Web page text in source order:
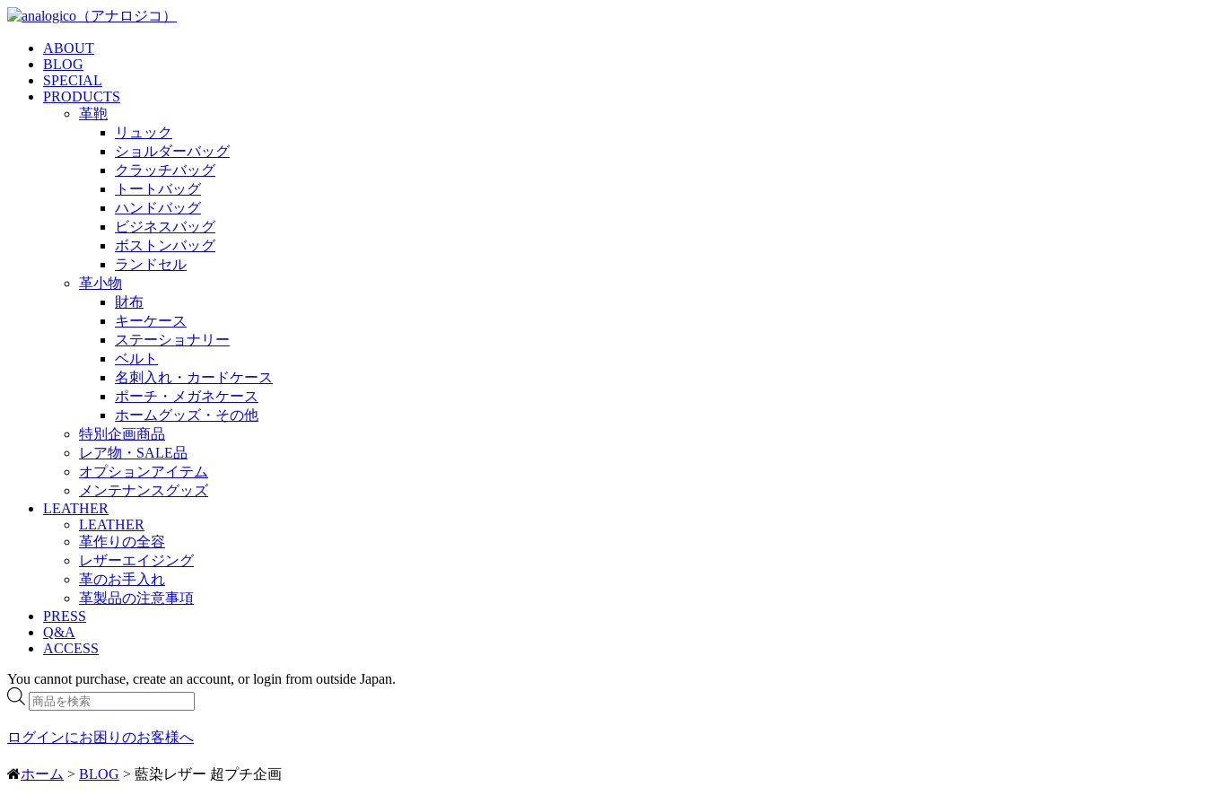
ABOUT
BLOG
SPECIAL
PRODUCTS
革鞄
リュック
ショルダーバッグ
クラッチバッグ
トートバッグ
ハンドバッグ
ビジネスバッグ
ボストンバッグ
ランドセル
革小物
財布
キーケース
ステーショナリー
ベルト
名刺入れ・カードケース
ポーチ・メガネケース
ホームグッズ・その他
特別企画商品
レア物・SALE品
オプションアイテム
メンテナンスグッズ
LEATHER
LEATHER
革作りの全容
レザーエイジング
革のお手入れ
革製品の注意事項
PRESS
Q&A
ACCESS
You cannot purchase, create an account, or login from outside Japan.
商
品
検
ログインにお困りのお客様へ
ホーム > BLOG > 藍染レザー 超プチ企画